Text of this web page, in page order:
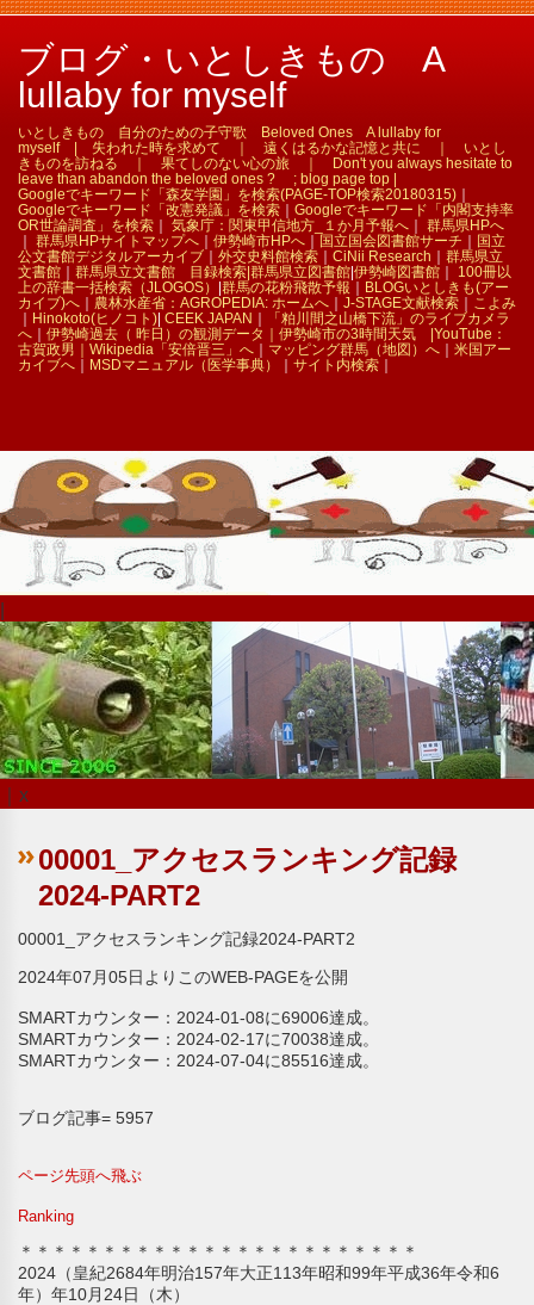
ブログ・いとしきもの A
lullaby for myself
いとしきもの 自分のための子守歌 Beloved Ones A lullaby for
myself | 失われた時を求めて ｜ 遠くはるかな記憶と共に ｜ いとし
きものを訪ねる ｜ 果てしのない心の旅 ｜ Don't you always hesitate to
leave than abandon the beloved ones ? ; blog page top |
Googleでキーワード「森友学園」を検索(PAGE-TOP検索20180315)
Googleでキーワード「改憲発議」を検索
Googleでキーワード「内閣支持率
OR世論調査」を検索
気象庁：関東甲信地方_１か月予報へ
群馬県HPへ
群馬県HPサイトマップへ 伊勢崎市HPへ 国立国会図書館サーチ
国立
公文書館デジタルアーカイブ
外交史料館検索 CiNii Research
群馬県立
文書館
群馬県立文書館 目録検索| 群馬県立図書館 伊勢崎図書館
100冊以
上の辞書一括検索（JLOGOS）
群馬の花粉飛散予報
BLOGいとしきも(アー
カイブ)へ
農林水産省：AGROPEDIA: ホームへ J-STAGE文献検索
こよみ
Hinokoto(ヒノコト) CEEK JAPAN
「粕川間之山橋下流」のライブカメラ
へ
伊勢崎過去（ 昨日）の観測データ｜ 伊勢崎市の3時間天気 | YouTube：
古賀政男｜ Wikipedia「安倍晋三」へ マッピング群馬（地図）へ
米国アー
カイブへ
MSDマニュアル（医学事典） サイト内検索
｜x
00001_アクセスランキング記録
2024-PART2
00001_アクセスランキング記録2024-PART2
2024年07月05日よりこのWEB-PAGEを公開
SMARTカウンター：2024-01-08に69006達成。
SMARTカウンター：2024-02-17に70038達成。
SMARTカウンター：2024-07-04に85516達成。
ブログ記事= 5957
ページ先頭へ飛ぶ
Ranking
＊＊＊＊＊＊＊＊＊＊＊＊＊＊＊＊＊＊＊＊＊＊＊＊
2024（皇紀2684年明治157年大正113年昭和99年平成36年令和6
年）年10月24日（木）